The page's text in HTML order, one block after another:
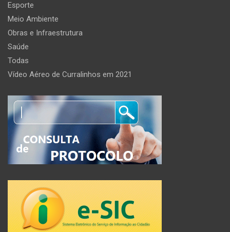
Esporte
Meio Ambiente
Obras e Infraestrutura
Saúde
Todas
Vídeo Aéreo de Curralinhos em 2021